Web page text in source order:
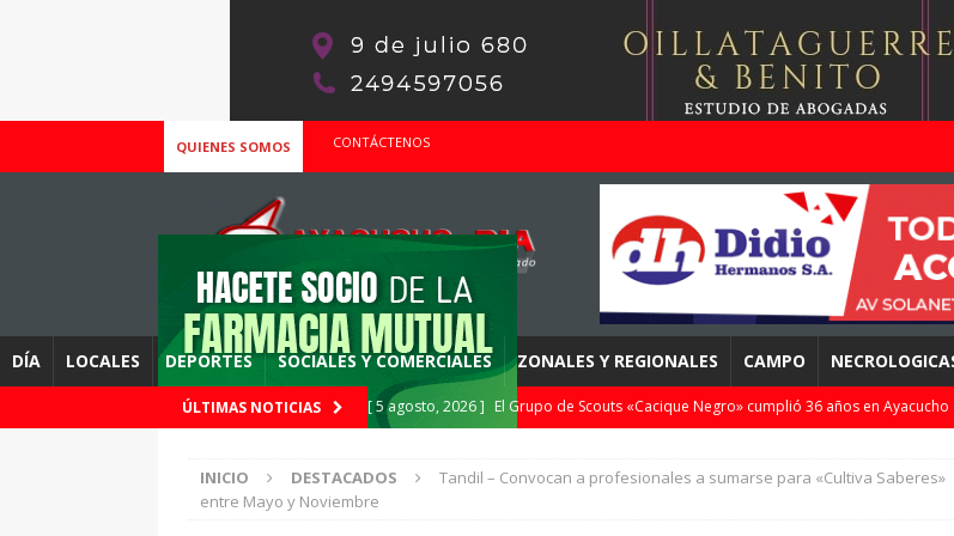
QUIENES SOMOS CONTÁCTENOS
DÍA LOCALES DEPORTES SOCIALES Y COMERCIALES ZONALES Y REGIONALES CAMPO
ÚLTIMAS NOTICIAS [ 5 agosto, 2026 ] El Grupo de Scouts «Cacique Negro» cumplió 36 años en Ayacucho
[ 5 agosto, 2026 ]
Con Facu De La Vega de titular, Almagro cayó 2 a 0 con Gimnasia y
INICIO DESTACADOS
Tandil – Convocan a profesionales a sumarse para «Cultiva Saberes»
entre Mayo y Noviembre